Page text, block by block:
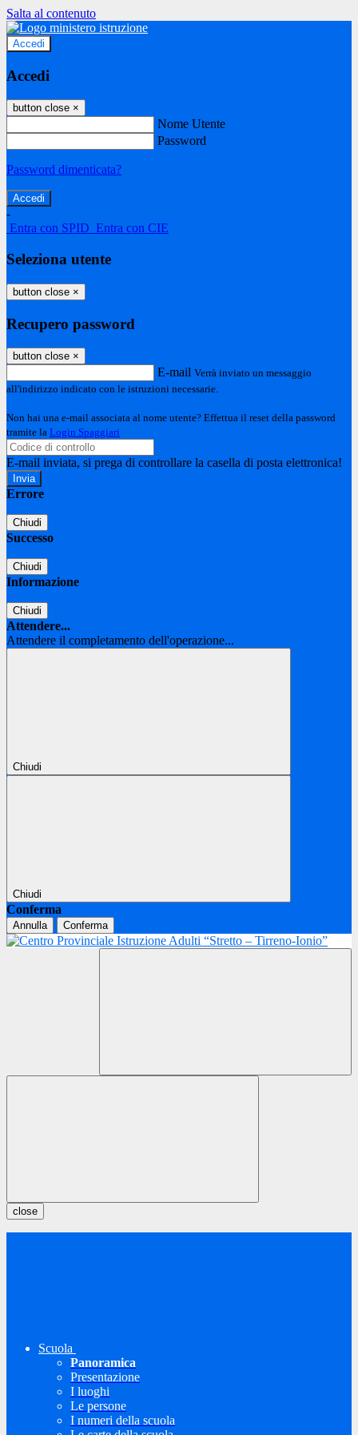
Salta al contenuto
Accedi
Accedi
button close ×
Nome Utente
Password
Password dimenticata?
-
Entra con SPID Entra con CIE
Seleziona utente
button close ×
Recupero password
button close ×
E-mail Verrà inviato un messaggio
all'indirizzo indicato con le istruzioni necessarie.
Non hai una e-mail associata al nome utente? Effettua il reset della password
tramite la Login Spaggiari
E-mail inviata, si prega di controllare la casella di posta elettronica!
Errore
Chiudi
Successo
Chiudi
Informazione
Chiudi
Attendere...
Attendere il completamento dell'operazione...
Chiudi
Chiudi
Conferma
Annulla Conferma
close
Scuola
Panoramica
Presentazione
I luoghi
Le persone
I numeri della scuola